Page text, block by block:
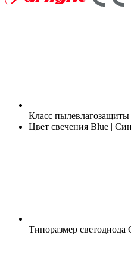
Класс пылевлагозащиты
Цвет свечения Blue |
Типоразмер светодиода